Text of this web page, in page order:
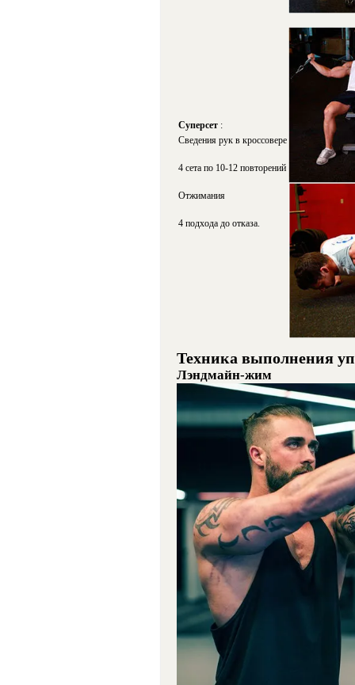
Суперсет :
Сведения рук в кроссовере
4 сета по 10-12 повторений
Отжимания
4 подхода до отказа.
Техника выполнения
Лэндмайн-жим